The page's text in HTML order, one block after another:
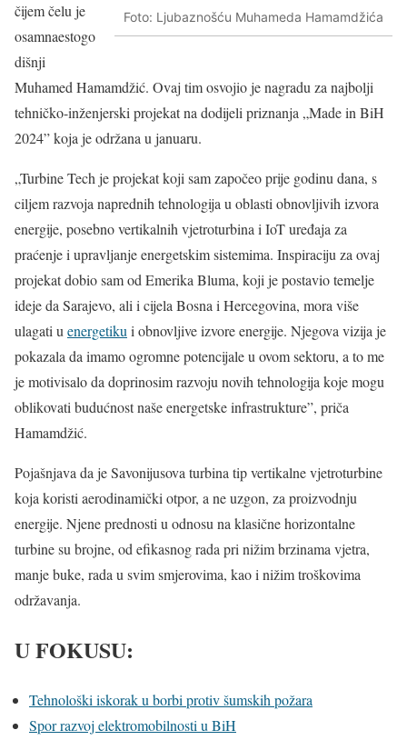
Foto: Ljubaznošću Muhameda Hamamdžića
čijem čelu je
osamnaestogo
dišnji
Muhamed Hamamdžić. Ovaj tim osvojio je nagradu za najbolji
tehničko-inženjerski projekat na dodijeli priznanja „Made in BiH
2024” koja je održana u januaru.
„Turbine Tech je projekat koji sam započeo prije godinu dana, s
ciljem razvoja naprednih tehnologija u oblasti obnovljivih izvora
energije, posebno vertikalnih vjetroturbina i IoT uređaja za
praćenje i upravljanje energetskim sistemima. Inspiraciju za ovaj
projekat dobio sam od Emerika Bluma, koji je postavio temelje
ideje da Sarajevo, ali i cijela Bosna i Hercegovina, mora više
ulagati uenergetikui obnovljive izvore energije. Njegova vizija je
pokazala da imamo ogromne potencijale u ovom sektoru, a to me
je motivisalo da doprinosim razvoju novih tehnologija koje mogu
oblikovati budućnost naše energetske infrastrukture”, priča
Hamamdžić.
Pojašnjava da je Savonijusova turbina tip vertikalne vjetroturbine
koja koristi aerodinamički otpor, a ne uzgon, za proizvodnju
energije. Njene prednosti u odnosu na klasične horizontalne
turbine su brojne, od efikasnog rada pri nižim brzinama vjetra,
manje buke, rada u svim smjerovima, kao i nižim troškovima
održavanja.
U FOKUSU:
Tehnološki iskorak u borbi protiv šumskih požara
Spor razvoj elektromobilnosti u BiH